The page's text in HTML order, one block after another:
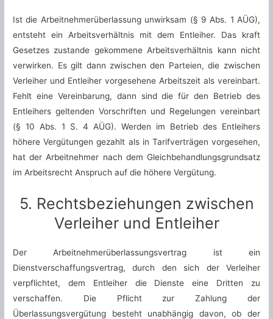
Ist die Arbeitnehmerüberlassung unwirksam (§ 9 Abs. 1 AÜG),
entsteht ein Arbeitsverhältnis mit dem Entleiher. Das kraft
Gesetzes zustande gekommene Arbeitsverhältnis kann nicht
verwirken. Es gilt dann zwischen den Parteien, die zwischen
Verleiher und Entleiher vorgesehene Arbeitszeit als vereinbart.
Fehlt eine Vereinbarung, dann sind die für den Betrieb des
Entleihers geltenden Vorschriften und Regelungen vereinbart
(§ 10 Abs. 1 S. 4 AÜG). Werden im Betrieb des Entleihers
höhere Vergütungen gezahlt als in Tarifverträgen vorgesehen,
hat der Arbeitnehmer nach dem Gleichbehandlungsgrundsatz
im Arbeitsrecht Anspruch auf die höhere Vergütung.
5. Rechtsbeziehungen zwischen
Verleiher und Entleiher
Der Arbeitnehmerüberlassungsvertrag ist ein
Dienstverschaffungsvertrag, durch den sich der Verleiher
verpflichtet, dem Entleiher die Dienste eine Dritten zu
verschaffen. Die Pflicht zur Zahlung der
Überlassungsvergütung besteht unabhängig davon, ob der